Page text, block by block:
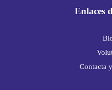
Enlaces
Contacta